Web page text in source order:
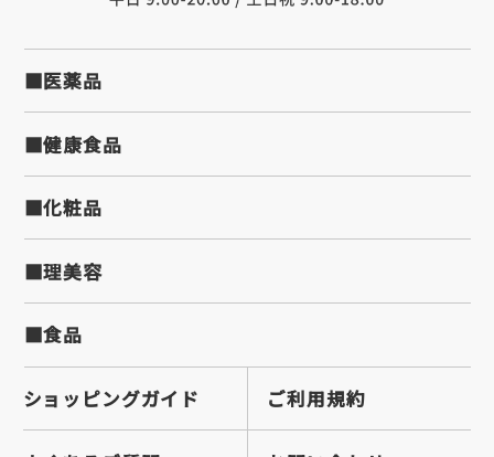
■医薬品
■健康食品
■化粧品
■理美容
■食品
ショッピングガイド ご利用規約